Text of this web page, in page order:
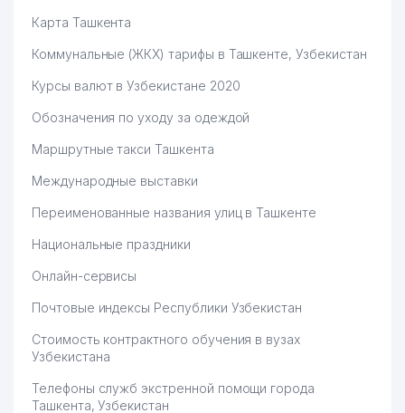
Карта Ташкента
Коммунальные (ЖКХ) тарифы в Ташкенте, Узбекистан
Курсы валют в Узбекистане 2020
Обозначения по уходу за одеждой
Маршрутные такси Ташкента
Международные выставки
Переименованные названия улиц в Ташкенте
Национальные праздники
Онлайн-сервисы
Почтовые индексы Республики Узбекистан
Стоимость контрактного обучения в вузах
Узбекистана
Телефоны служб экстренной помощи города
Ташкента, Узбекистан